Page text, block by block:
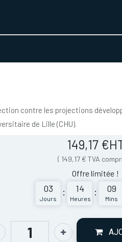
contre les projections
de Lille (CHU).
149,17€
( 149,17€ TVA
Offre limitée !
03
Jours
: 14
Heures
: 09
Mins